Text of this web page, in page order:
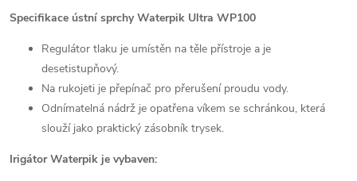
Specifikace ústní sprchy Waterpik Ultra WP100
Regulátor tlaku je umístěn na těle přístroje a je
desetistupňový.
Na rukojeti je přepínač pro přerušení proudu vody.
Odnímatelná nádrž je opatřena víkem se schránkou, která
slouží jako praktický zásobník trysek.
Irigátor Waterpik je vybaven: